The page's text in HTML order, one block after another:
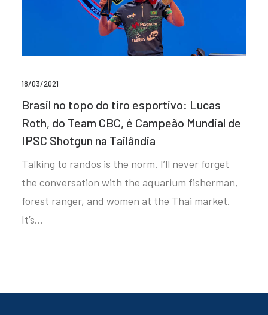
18/03/2021
Brasil no topo do tiro esportivo: Lucas
Roth, do Team CBC, é Campeão Mundial de
IPSC Shotgun na Tailândia
Talking to randos is the norm. I’ll never forget
the conversation with the aquarium fisherman,
forest ranger, and women at the Thai market.
It’s…